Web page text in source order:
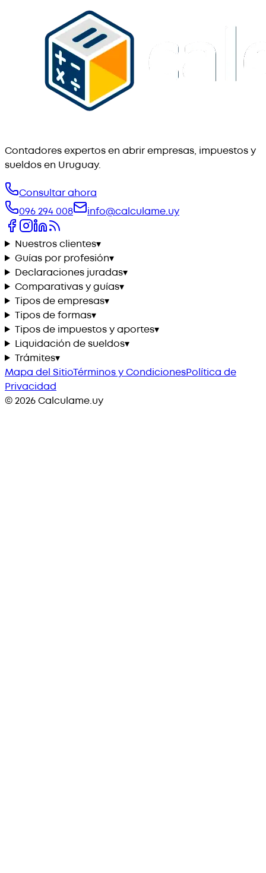
Contadores expertos en abrir empresas, impuestos y
sueldos en Uruguay.
Consultar ahora
096 294 008
info@calculame.uy
Nuestros clientes▾
Guías por profesión▾
Declaraciones juradas▾
Comparativas y guías▾
Tipos de empresas▾
Tipos de formas▾
Tipos de impuestos y aportes▾
Liquidación de sueldos▾
Trámites▾
Mapa del SitioTérminos y CondicionesPolítica de
Privacidad
©2026Calculame.uy